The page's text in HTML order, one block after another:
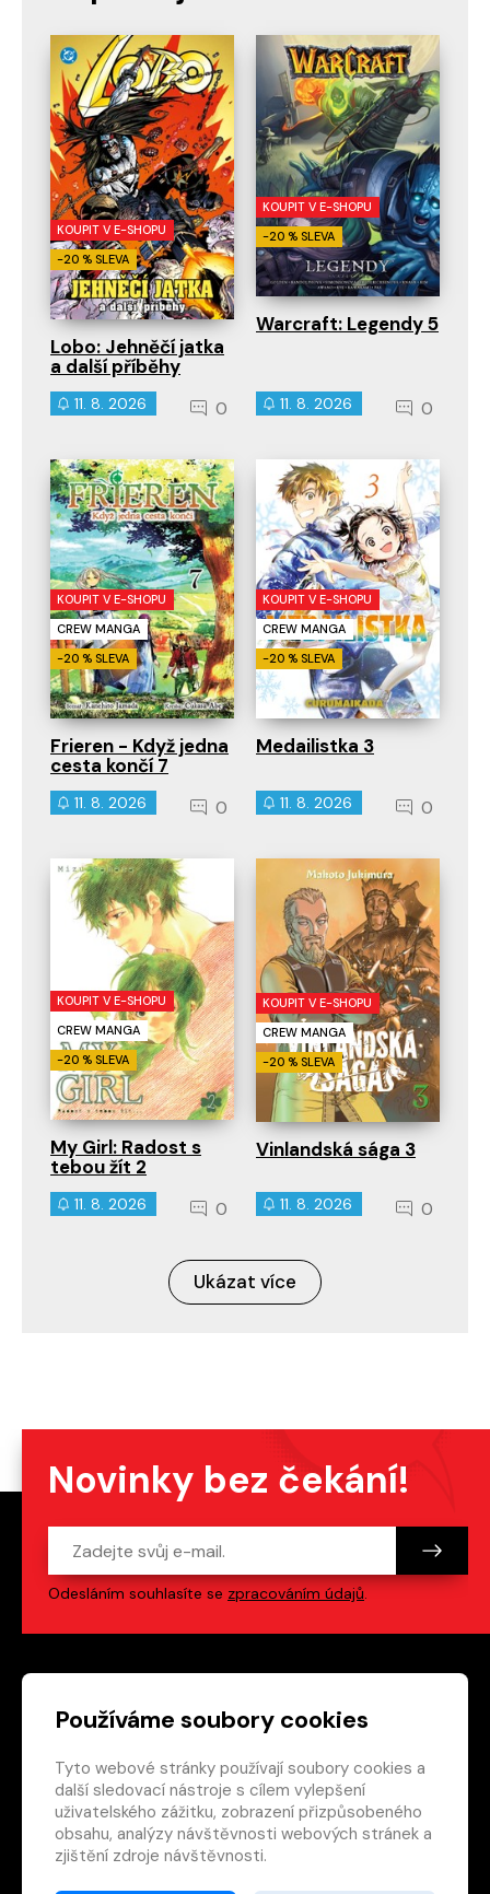
Používáme soubory cookies
Tyto webové stránky používají soubory cookies a
další sledovací nástroje s cílem vylepšení
uživatelského zážitku, zobrazení přizpůsobeného
obsahu, analýzy návštěvnosti webových stránek a
zjištění zdroje návštěvnosti.
KOUPIT V E-SHOPU
-20 % SLEVA
Lobo: Jehněčí jatka
a další příběhy
11. 8. 2026 0
KOUPIT V E-SHOPU
-20 % SLEVA
Warcraft: Legendy 5
11. 8. 2026 0
KOUPIT V E-SHOPU
CREW MANGA
-20 % SLEVA
Frieren - Když jedna
cesta končí 7
11. 8. 2026 0
KOUPIT V E-SHOPU
CREW MANGA
-20 % SLEVA
Medailistka 3
11. 8. 2026 0
KOUPIT V E-SHOPU
CREW MANGA
-20 % SLEVA
My Girl: Radost s
tebou žít 2
11. 8. 2026 0
KOUPIT V E-SHOPU
CREW MANGA
-20 % SLEVA
Vinlandská sága 3
11. 8. 2026 0
Ukázat více
Novinky bez čekání!
Odesláním souhlasíte se zpracováním údajů.
Patička webu Odkazy na sociální
Vedlejší navigace
redakce@crew.cz
Ochrana soukromí
Nastavení cookies